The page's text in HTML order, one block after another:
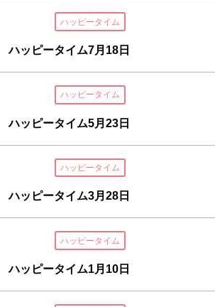
ハッピータイム
ッピータイム7月18日
ハッピータイム
ッピータイム5月23日
ハッピータイム
ッピータイム3月28日
ハッピータイム
ッピータイム1月10日